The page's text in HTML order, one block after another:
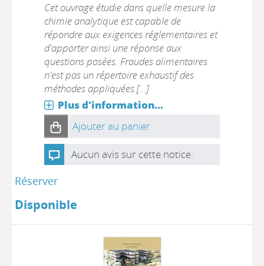
Cet ouvrage étudie dans quelle mesure la
chimie analytique est capable de
répondre aux exigences réglementaires et
d'apporter ainsi une réponse aux
questions posées. Fraudes alimentaires
n'est pas un répertoire exhaustif des
méthodes appliquées [...]
Plus d'information...
Ajouter au panier
Aucun avis sur cette notice.
Réserver
Disponible